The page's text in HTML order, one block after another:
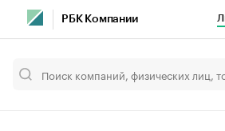
РБК Компании